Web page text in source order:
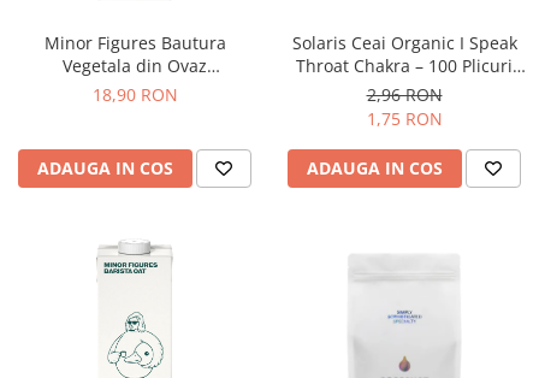
Domestice Prosumer
Single Dose
Rasnite Manuale
Accesorii Bar
Dripper
Minor Figures Bautura
Vegetala din Ovaz
Regenerative – 1L
18,90 RON
ADAUGA IN COS
Solaris Ceai Organic I Speak
Throat Chakra – 100 Plicuri
Piramidale
2,96 RON
1,75 RON
ADAUGA IN COS